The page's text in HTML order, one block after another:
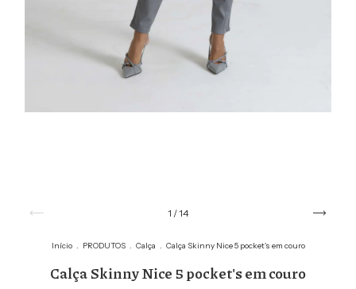
1 /14
Início . PRODUTOS . Calça . Calça Skinny Nice 5 pocket's em couro
Calça Skinny Nice 5 pocket's em couro